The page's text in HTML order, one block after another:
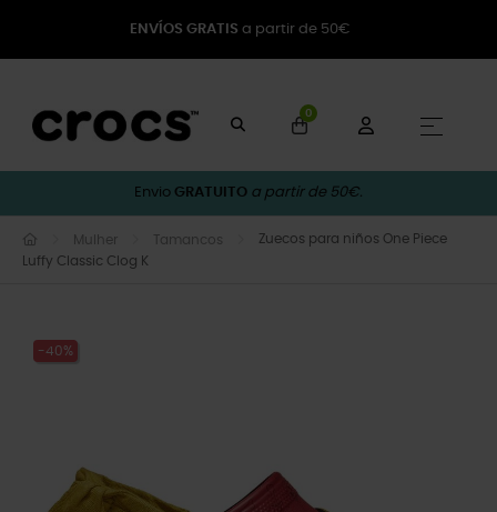
ENVÍOS GRATIS a partir de 50€
0
☰
Envio GRATUITO a partir de 50€.
Mulher Tamancos
Zuecos para niños One Piece
Luffy Classic Clog K
-40%